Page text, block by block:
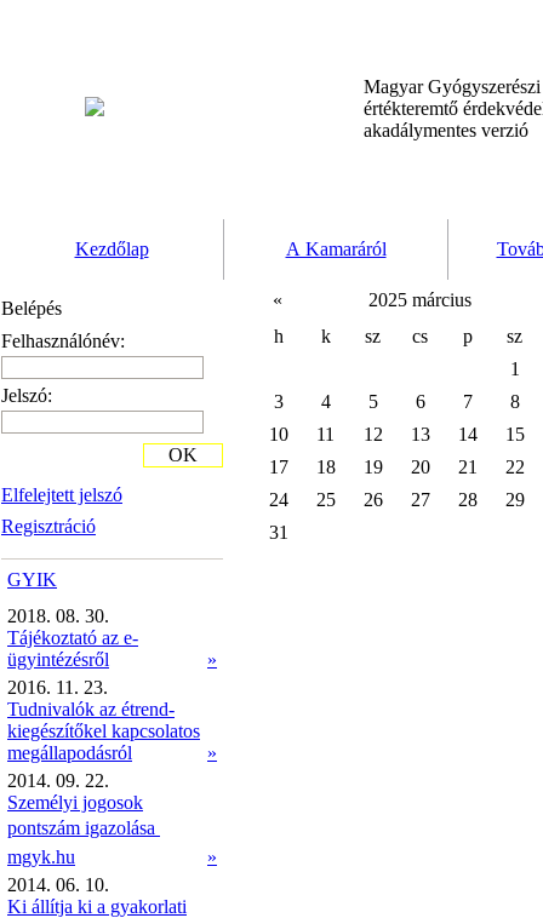
Magyar
értékteremtő
akadálymentes verzió
Kezdőlap A Kamaráról
Belépés
Felhasználónév:
Jelszó:
Elfelejtett jelszó
Regisztráció
OK
GYIK
2018. 08. 30.
Tájékoztató az e-
ügyintézésről
»
2016. 11. 23.
Tudnivalók az étrend-
kiegészítőkel kapcsolatos
megállapodásról
»
2014. 09. 22.
Személyi jogosok
pontszám igazolása 
mgyk.hu
»
2014. 06. 10.
Ki állítja ki a gyakorlati
«
2025 március
h
k sz cs p
sz
1
3
4 5 6 7
8
10
11 12 13 14
15
17
18 19 20 21
22
24
25 26 27 28
29
31